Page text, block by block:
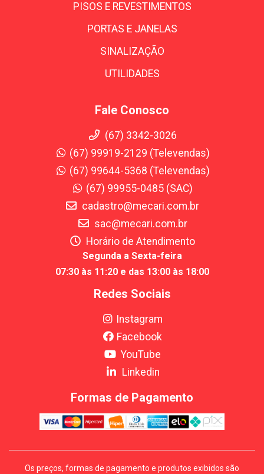
PISOS E REVESTIMENTOS
PORTAS E JANELAS
SINALIZAÇÃO
UTILIDADES
Fale Conosco
(67) 3342-3026
(67) 99919-2129 (Televendas)
(67) 99644-5368 (Televendas)
(67) 99955-0485 (SAC)
cadastro@mecari.com.br
sac@mecari.com.br
Horário de Atendimento
Segunda a Sexta-feira
07:30 às 11:20 e das 13:00 às 18:00
Redes Sociais
Instagram
Facebook
YouTube
Linkedin
Formas de Pagamento
Os preços, formas de pagamento e produtos exibidos são